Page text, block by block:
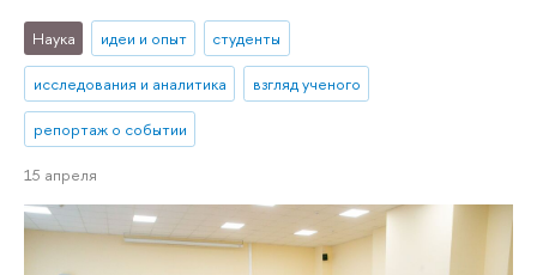
Наука идеи и опыт студенты
исследования и аналитика взгляд ученого
репортаж о событии
15 апреля